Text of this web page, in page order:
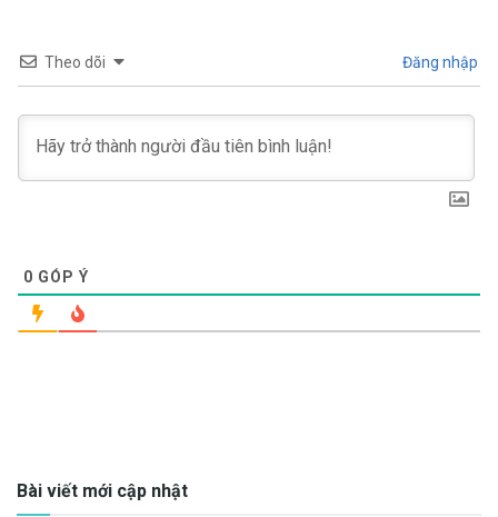
Theo dõi Đăng nhập
0 GÓP Ý
Bài viết mới cập nhật